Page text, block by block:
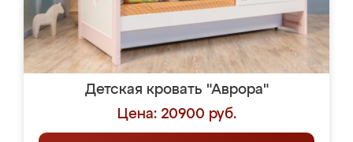
Детская кровать "Аврора"
Цена: 20900 руб.